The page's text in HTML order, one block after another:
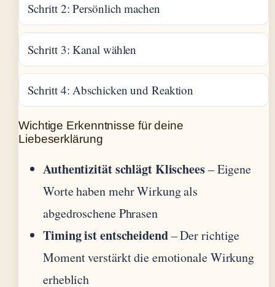
Schritt 2: Persönlich machen
Schritt 3: Kanal wählen
Schritt 4: Abschicken und Reaktion
Wichtige Erkenntnisse für deine
Liebeserklärung
Authentizität schlägt Klischees– Eigene
Worte haben mehr Wirkung als
abgedroschene Phrasen
Timing ist entscheidend– Der richtige
Moment verstärkt die emotionale Wirkung
erheblich